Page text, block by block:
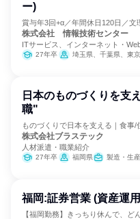
ー)
賞与年3回+α／年間休日120日／文
株式会社 情報技術センター
ITサービス、インターネット・
27年卒 埼玉県、千葉県、東京都
日本のものづくりを支
職"
ものづくりで日本を支える｜食事/
株式会社ブラステック
人材派遣・職業紹介
27年卒 福岡県 製造・生
福岡:証券営業 (資産運
【福岡勤務】きっちり休んで、ど